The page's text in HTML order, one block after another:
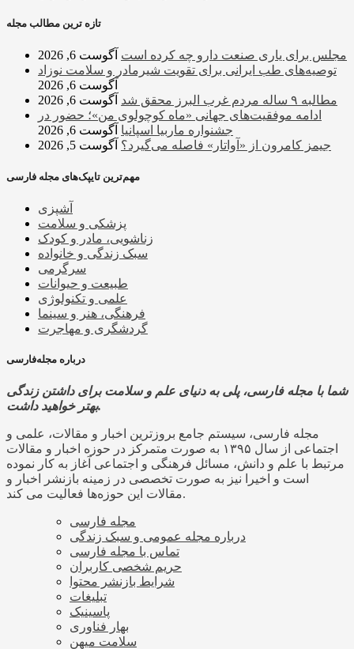
تازه ترین مطالب مجله
مجلس برای یاری صنعت دارو چه کرده است آگوست 6, 2026
توصیه‌های طب ایرانی برای تقویت شیرمادر و سلامت نوزاد
آگوست 6, 2026
مطالبه ۹ ساله مردم غرب البرز محقق شد
آگوست 6, 2026
ادامه موفقیت‌های جهانی «ماه کوچولوی من»؛ حضور در
جشنواره ماربیا اسپانیا آگوست 6, 2026
جیمز کامرون از «آواتار» فاصله می‌گیرد؟ آگوست 5, 2026
مهم‌ترین تایپک‌های مجله فارسی
آشپزی
پزشکی و سلامت
زناشویی، مادر و کودک
سبک زندگی و خانواده
سرگرمی
طبیعت و حیوانات
علمی و تکنولوژی
فرهنگی، هنر و سینما
گردشگری و مهاجرت
درباره مجله‌فارسی
شما با مجله فارسی، پلی به دنیای علم و سلامت برای داشتن زندگی
بهتر خواهید داشت.
مجله فارسی، سیستم جامع بروزترین اخبار و مقالات، علمی و
اجتماعی از سال ۱۳۹۵ به صورت متمرکز در حوزه اخبار و مقالات
مرتبط با علم و دانش، مسائل فرهنگی و اجتماعی آغاز به کار نموده
است و اخیرا نیز به صورت تخصصی در زمینه بازنشر اخبار و
مقالات این حوزه‌ها فعالیت می کند.
مجله فارسی
درباره مجله عمومی و سبک زندگی
تماس با مجله فارسی
حریم شخصی کاربران
شرایط بازنشر محتوا
تبلیغات
پاسینیک
بهار فناوری
سلامت میهن